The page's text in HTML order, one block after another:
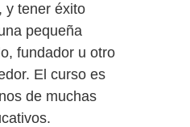
y tener éxito
pequeña
fundador u otro
El curso es
de muchas